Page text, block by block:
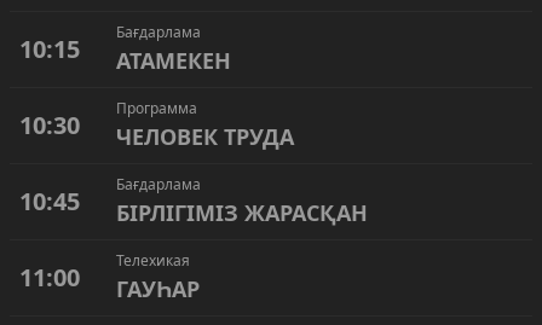
10:15
Бағдарлама
АТАМЕКЕН
10:30
Программа
ЧЕЛОВЕК ТРУДА
10:45
Бағдарлама
БІРЛІГІМІЗ ЖАРАСҚАН
11:00
Телехикая
ГАУҺАР